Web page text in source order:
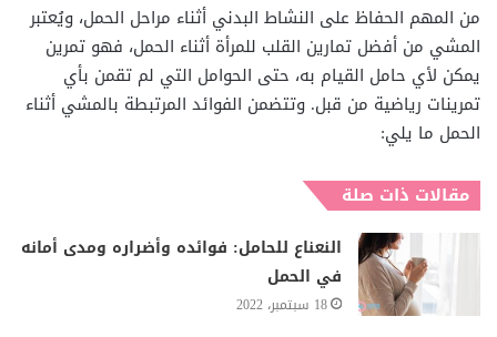
من المهم الحفاظ على النشاط البدني أثناء مراحل الحمل، ويُعتبر
المشي من أفضل تمارين القلب للمرأة أثناء الحمل، فهو تمرين
يمكن لأي حامل القيام به، حتى الحوامل التي لم تقمن بأي
تمرينات رياضية من قبل. وتتضمن الفوائد المرتبطة بالمشي أثناء
الحمل ما يلي:
مقالات ذات صلة
النعناع للحامل: فوائده وأضراره ومدى أمانه
في الحمل
18 سبتمبر، 2022